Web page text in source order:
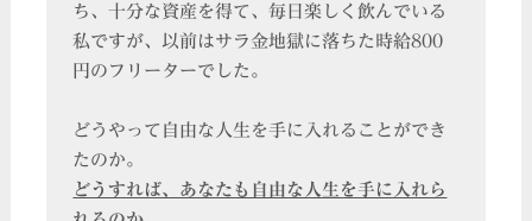
ち、十分な資産を得て、毎日楽しく飲んでいる
私ですが、以前はサラ金地獄に落ちた時給800
円のフリーターでした。
どうやって自由な人生を手に入れることができ
たのか。
どうすれば、あなたも自由な人生を手に入れら